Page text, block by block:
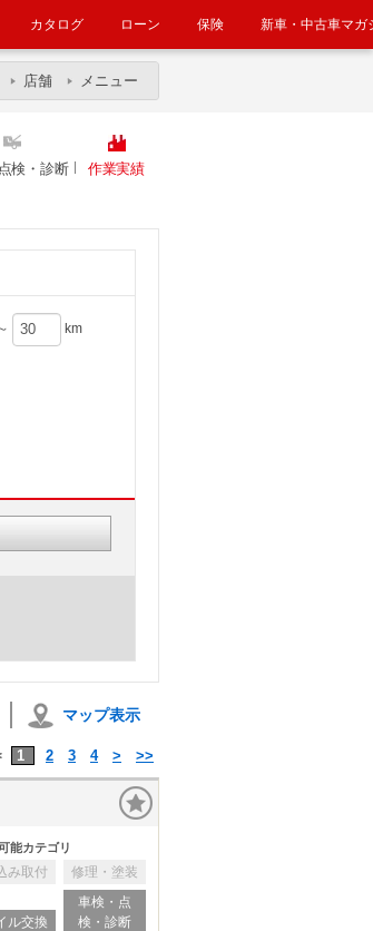
カタログ ローン 保険 新車・中古車マガ
店舗 メニュー
検・診断 作業実績
km
マップ表示
1 2 3 4 > >>
能カテゴリ
み取付 修理・塗装
ル交換
車検・点
検・診断